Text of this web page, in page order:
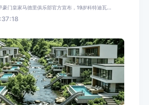
豪门皇家马德里俱乐部官方宣布，19岁科特迪瓦...